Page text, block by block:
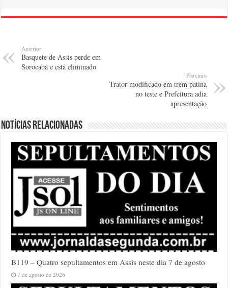
Anterior
Basquete de Assis perde em
Sorocaba e está eliminado
Próximo
Trator modificado em trem patina
no teste e Prefeitura adia
apresentação
Notícias relacionadas
B119 – Quatro sepultamentos em Assis neste dia 7 de agosto
7 de agosto de 2026